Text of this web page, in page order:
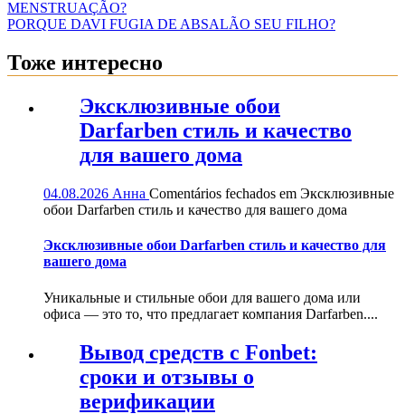
MENSTRUAÇÃO?
PORQUE DAVI FUGIA DE ABSALÃO SEU FILHO?
Тоже интересно
Эксклюзивные обои
Darfarben стиль и качество
для вашего дома
04.08.2026 Анна Comentários fechados em Эксклюзивные
обои Darfarben стиль и качество для вашего дома
Эксклюзивные обои Darfarben стиль и качество для
вашего дома
Уникальные и стильные обои для вашего дома или
офиса — это то, что предлагает компания Darfarben....
Вывод средств с Fonbet:
сроки и отзывы о
верификации